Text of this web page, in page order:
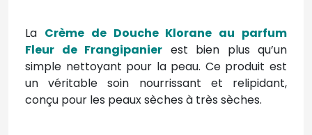
La Crème de Douche Klorane au parfum
Fleur de Frangipanier est bien plus qu’un
simple nettoyant pour la peau. Ce produit est
un véritable soin nourrissant et relipidant,
conçu pour les peaux sèches à très sèches.